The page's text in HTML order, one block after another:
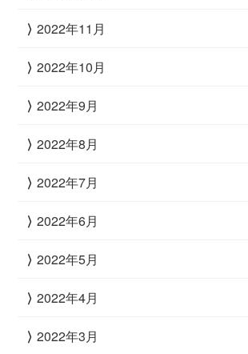
2022年11月
2022年10月
2022年9月
2022年8月
2022年7月
2022年6月
2022年5月
2022年4月
2022年3月